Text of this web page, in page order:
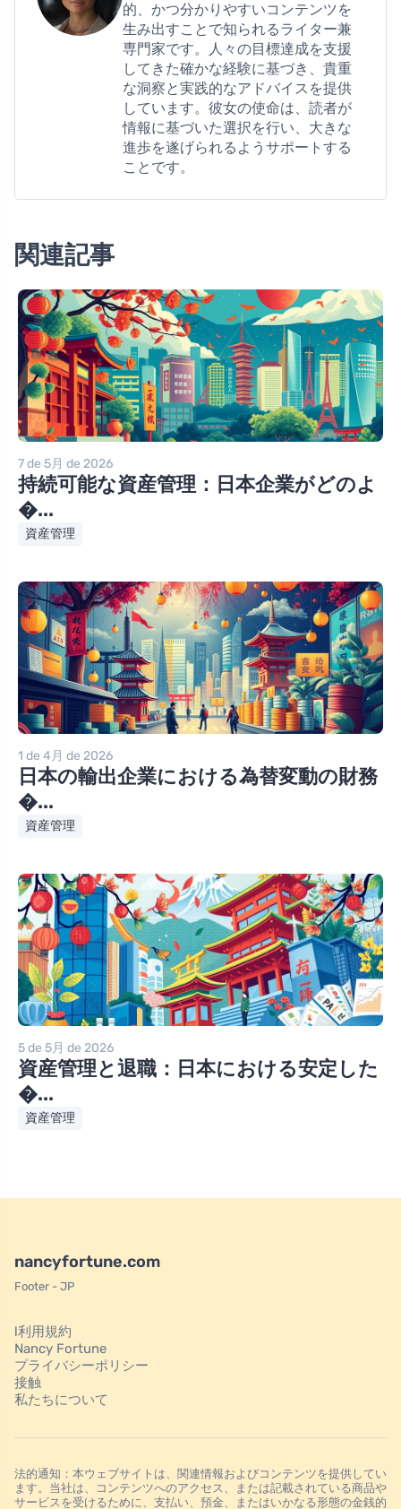
的、かつ分かりやすいコンテンツを
生み出すことで知られるライター兼
専門家です。人々の目標達成を支援
してきた確かな経験に基づき、貴重
な洞察と実践的なアドバイスを提供
しています。彼女の使命は、読者が
情報に基づいた選択を行い、大きな
進歩を遂げられるようサポートする
ことです。
関連記事
7 de 5月 de 2026
持続可能な資産管理：日本企業がどのよ
�...
資産管理
1 de 4月 de 2026
日本の輸出企業における為替変動の財務
�...
資産管理
5 de 5月 de 2026
資産管理と退職：日本における安定した
�...
資産管理
nancyfortune.com
Footer - JP
l利用規約
Nancy Fortune
プライバシーポリシー
接触
私たちについて
法的通知：本ウェブサイトは、関連情報およびコンテンツを提供してい
ます。当社は、コンテンツへのアクセス、または記載されている商品や
サービスを受けるために、支払い、預金、またはいかなる形態の金銭的